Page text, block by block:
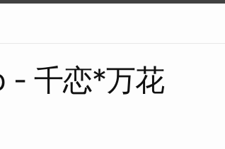
- 千恋*万花